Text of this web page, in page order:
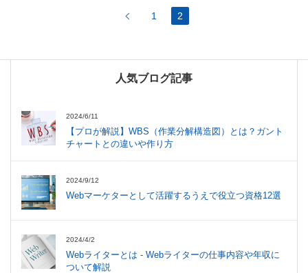
1 2
人気ブログ記事
2024/6/11
【プロが解説】WBS（作業分解構造図）とは？ガント
チャートとの違いや作り方
2024/9/12
Webマーケターとして活躍するうえで役立つ資格12選
2024/4/2
Webライターとは - Webライターの仕事内容や年収に
ついて解説